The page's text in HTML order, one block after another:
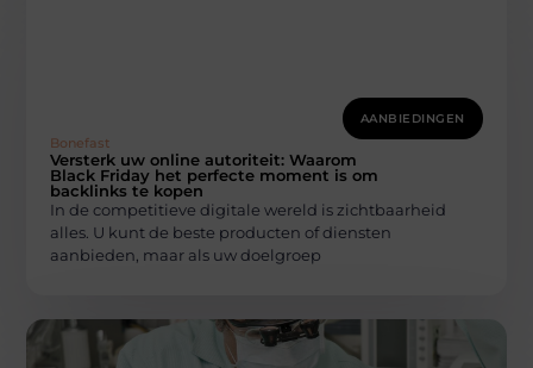
AANBIEDINGEN
Bonefast
Versterk uw online autoriteit: Waarom
Black Friday het perfecte moment is om
backlinks te kopen
In de competitieve digitale wereld is zichtbaarheid
alles. U kunt de beste producten of diensten
aanbieden, maar als uw doelgroep